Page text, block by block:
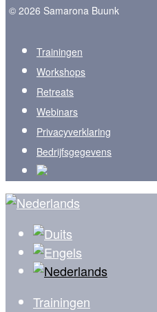
© 2026 Samarona Buunk
Trainingen
Workshops
Retreats
Webinars
Privacyverklaring
Bedrijfsgegevens
Trainingen